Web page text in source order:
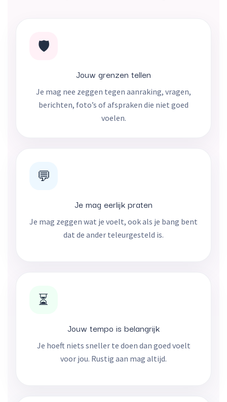
🛡️
Jouw grenzen tellen
Je mag nee zeggen tegen aanraking, vragen,
berichten, foto’s of afspraken die niet goed
voelen.
💬
Je mag eerlijk praten
Je mag zeggen wat je voelt, ook als je bang bent
dat de ander teleurgesteld is.
⏳
Jouw tempo is belangrijk
Je hoeft niets sneller te doen dan goed voelt
voor jou. Rustig aan mag altijd.